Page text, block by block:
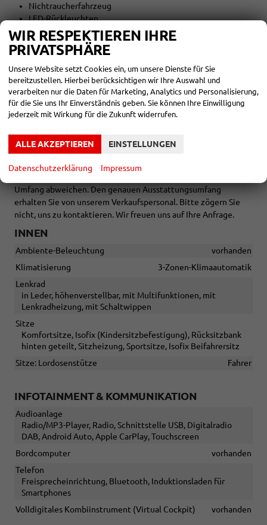
Nichtraucherfahrzeug
LED-Rückleuchten
AUßEN:
19 Zoll Räder
Tageszulassung vor Auslieferung
ausdrücklich vorbehalten. Die Fahrzeugbeschreibung dient
lediglich der allgemeinen Identifizierung des Fahrzeuges und
stellt keine Gewährleistung im kaufrechtlichen Sinne dar. Die
Umfang abweichen. Den genauen Ausstattungsumfang
erhalten Sie von unserem Verkaufspersonal. Bitte zögern Sie
nicht, uns zu kontaktieren. Wir freuen uns auf Ihre Anfrage.
INNEN
Ambiente-Beleuchtung
vorhanden
Klimatisierung
3-Zonen-Klimaautomatik
Lenkrad
in Leder, höhenverstellbar, mit Multifunktionen, mit
Lenkradheizung, mit Schaltwippen
Sitze
Komfortsitze, Isofix (Kindersitzbefestigung), Rücksitzbank
hinten geteilt, Sitzheizung, Sportsitze, Isofix Beifahrersitz
Sitze: Lordosenstütze
Fahrer
INFOTAINMENT & KOMMUNIKATION
Audioanlage
Radio/MP3-Player, Radio, Schnittstelle USB, Digitalradio
DAB, Android Auto, Apple CarPlay, Touchscreen
Bordcomputer
vorhanden
Telefon
Freisprecheinrichtung, Bluetooth, Induktionsladen für
Smartphones
Volldigitales Kombiinstrument (Virtual Cockpit)
vorhanden
WIR RESPEKTIEREN IHRE
PRIVATSPHÄRE
Unsere Website setzt Cookies ein, um unsere Dienste für Sie
bereitzustellen. Hierbei berücksichtigen wir Ihre Auswahl und
verarbeiten nur die Daten für Marketing, Analytics und Personalisierung,
für die Sie uns Ihr Einverständnis geben. Sie können Ihre Einwilligung
jederzeit mit Wirkung für die Zukunft widerrufen.
ALLE AKZEPTIEREN EINSTELLUNGEN
Datenschutzerklärung Impressum